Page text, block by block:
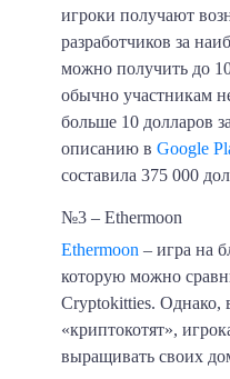
игроки получают
разработчиков за
можно получить до
обычно участникам
больше 10 долларов
описанию в Google
составила 375 000
№3 – Ethermoon
Ethermoon – игра на
которую можно
Cryptokitties. Однако,
«криптокотят»,
выращивать своих